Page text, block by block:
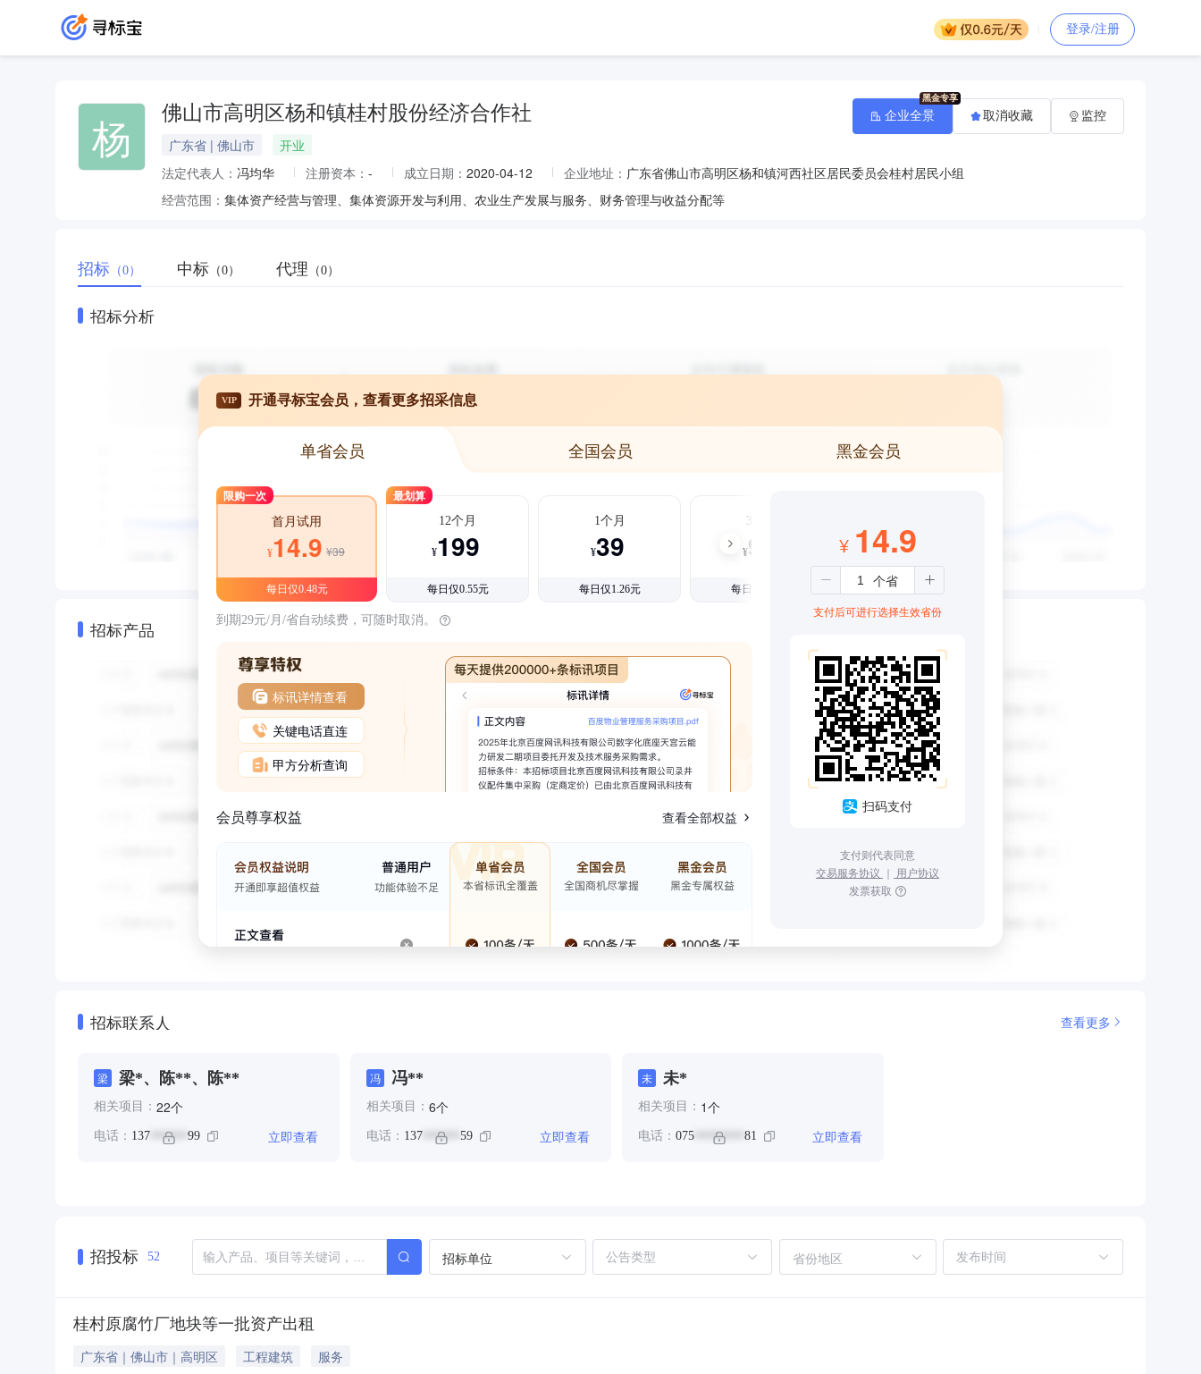
登录/注册
杨 佛山市高明区杨和镇桂村股份经济合作社
广东省 | 佛山市
开业
法定代表人： 冯均华 注册资本： - 成立日期： 2020-04-12 企业地址： 广东省佛山市高明区杨和镇河西社区居民委员会桂村居民小组
经营范围： 集体资产经营与管理、集体资源开发与利用、农业生产发展与服务、财务管理与收益分配等
企业全景 取消收藏 监控
招标 （0） 中标 （0） 代理 （0）
招标分析
招标产品
VIP 开通寻标宝会员，查看更多招采信息
单省会员 全国会员 黑金会员
限购一次
首月试用
¥14.9 ¥39
每日仅0.48元
最划算
12个月
¥199
每日仅0.55元
1个月
¥39
每日仅1.26元
3个月
¥99
每日仅1.08元
到期29元/月/省自动续费，可随时取消。
标讯详情查看
关键电话直连
甲方分析查询
会员尊享权益 查看全部权益
¥ 14.9
支付后可进行选择生效省份
扫码支付
支付则代表同意
交易服务协议 ｜ 用户协议
发票获取
招标联系人 查看更多
梁 梁*、陈**、陈**
相关项目： 22个
电话： 137 ****** 99 立即查看
冯 冯**
相关项目： 6个
电话： 137 ****** 59 立即查看
未 未*
相关项目： 1个
电话： 075 ******** 81 立即查看
招投标 52 招标单位 省份地区
桂村原腐竹厂地块等一批资产出租
广东省｜佛山市｜高明区 工程建筑
服务